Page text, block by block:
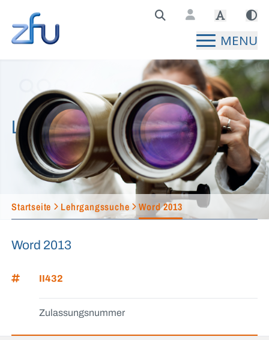
Zentralstelle für Fernunterricht Hauptseite
MENU
Lehrgangssuche
Startseite Lehrgangssuche Word 2013
Word 2013
II432
Zulassungsnummer